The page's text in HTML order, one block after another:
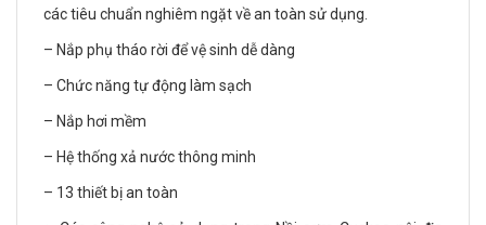
các tiêu chuẩn nghiêm ngặt về an toàn sử dụng.
– Nắp phụ tháo rời để vệ sinh dễ dàng
– Chức năng tự động làm sạch
– Nắp hơi mềm
– Hệ thống xả nước thông minh
– 13 thiết bị an toàn